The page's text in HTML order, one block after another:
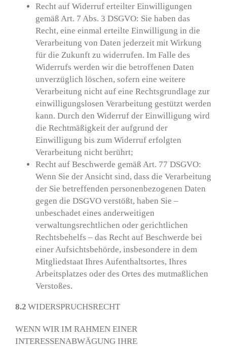
Recht auf Widerruf erteilter Einwilligungen
gemäß Art. 7 Abs. 3 DSGVO: Sie haben das
Recht, eine einmal erteilte Einwilligung in die
Verarbeitung von Daten jederzeit mit Wirkung
für die Zukunft zu widerrufen. Im Falle des
Widerrufs werden wir die betroffenen Daten
unverzüglich löschen, sofern eine weitere
Verarbeitung nicht auf eine Rechtsgrundlage zur
einwilligungslosen Verarbeitung gestützt werden
kann. Durch den Widerruf der Einwilligung wird
die Rechtmäßigkeit der aufgrund der
Einwilligung bis zum Widerruf erfolgten
Verarbeitung nicht berührt;
Recht auf Beschwerde gemäß Art. 77 DSGVO:
Wenn Sie der Ansicht sind, dass die Verarbeitung
der Sie betreffenden personenbezogenen Daten
gegen die DSGVO verstößt, haben Sie –
unbeschadet eines anderweitigen
verwaltungsrechtlichen oder gerichtlichen
Rechtsbehelfs – das Recht auf Beschwerde bei
einer Aufsichtsbehörde, insbesondere in dem
Mitgliedstaat Ihres Aufenthaltsortes, Ihres
Arbeitsplatzes oder des Ortes des mutmaßlichen
Verstoßes.
8.2 WIDERSPRUCHSRECHT
WENN WIR IM RAHMEN EINER
INTERESSENABWÄGUNG IHRE